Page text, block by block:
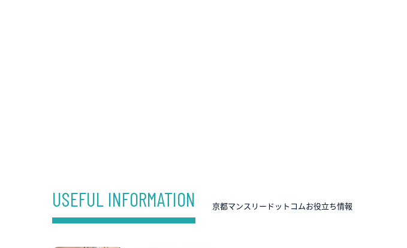
USEFUL INFORMATION 京都マンスリードットコムお役立ち情報